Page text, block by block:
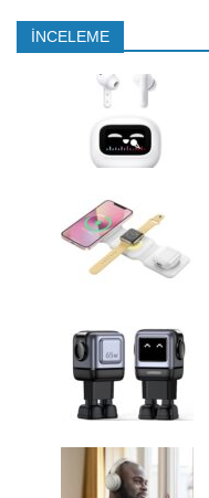
İNCELEME